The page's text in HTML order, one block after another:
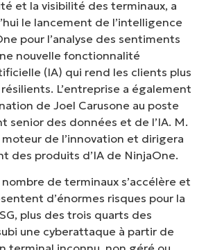
et la visibilité des terminaux, a
le lancement de l’intelligence
pour l’analyse des sentiments
nouvelle fonctionnalité
(IA) qui rend les clients plus
L’entreprise a également
de Joel Carusone au poste
senior des données et de l’IA. M.
moteur de l’innovation et dirigera
des produits d’IA de NinjaOne.
de terminaux s’accélère et
d’énormes risques pour la
plus des trois quarts des
une cyberattaque à partir de